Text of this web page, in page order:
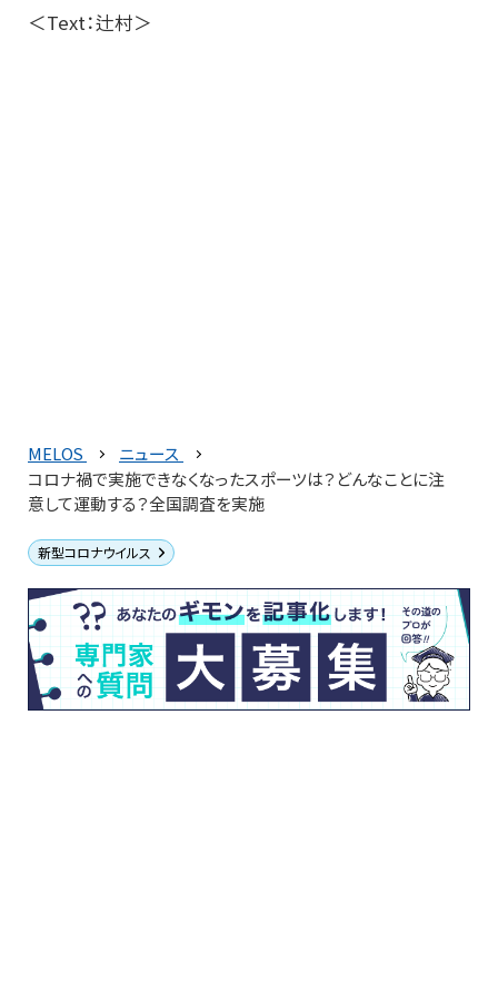
＜Text：辻村＞
MELOS
ニュース
コロナ禍で実施できなくなったスポーツは？どんなことに注
意して運動する？全国調査を実施
新型コロナウイルス